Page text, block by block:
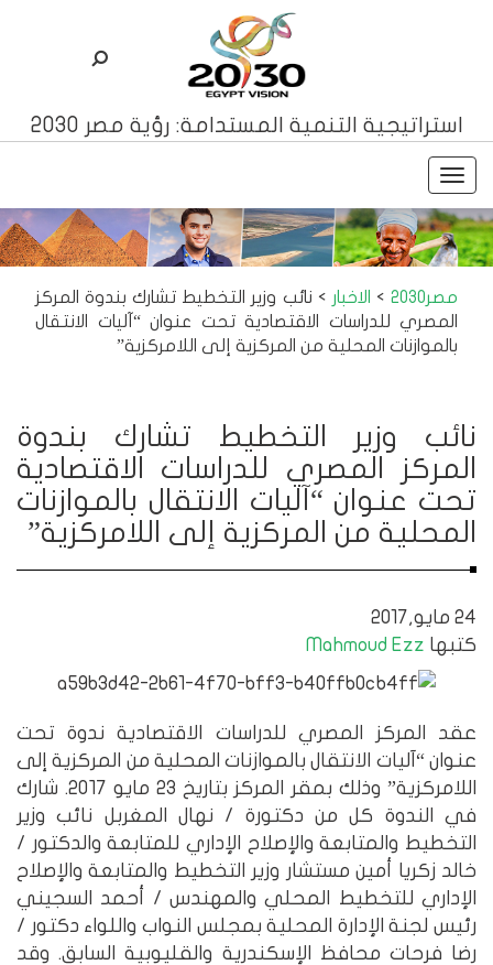
استراتيجية التنمية المستدامة: رؤية مصر 2030
Toggle
مصر2030 > الاخبار > نائب وزير التخطيط تشارك بندوة المركز
المصري للدراسات الاقتصادية تحت عنوان “آليات الانتقال
بالموازنات المحلية من المركزية إلى اللامركزية”
نائب وزير التخطيط تشارك بندوة
المركز المصري للدراسات الاقتصادية
تحت عنوان “آليات الانتقال بالموازنات
المحلية من المركزية إلى اللامركزية”
24 مايو,2017
كتبها Mahmoud Ezz
عقد المركز المصري للدراسات الاقتصادية ندوة تحت
عنوان “آليات الانتقال بالموازنات المحلية من المركزية إلى
اللامركزية” وذلك بمقر المركز بتاريخ ٢٣ مايو ٢٠١٧. شارك
في الندوة كل من دكتورة / نهال المغربل نائب وزير
التخطيط والمتابعة والإصلاح الإداري للمتابعة والدكتور /
خالد زكريا أمين مستشار وزير التخطيط والمتابعة والإصلاح
الإداري للتخطيط المحلي والمهندس / أحمد السجيني
رئيس لجنة الإدارة المحلية بمجلس النواب واللواء دكتور /
رضا فرحات محافظ الإسكندرية والقليوبية السابق. وقد